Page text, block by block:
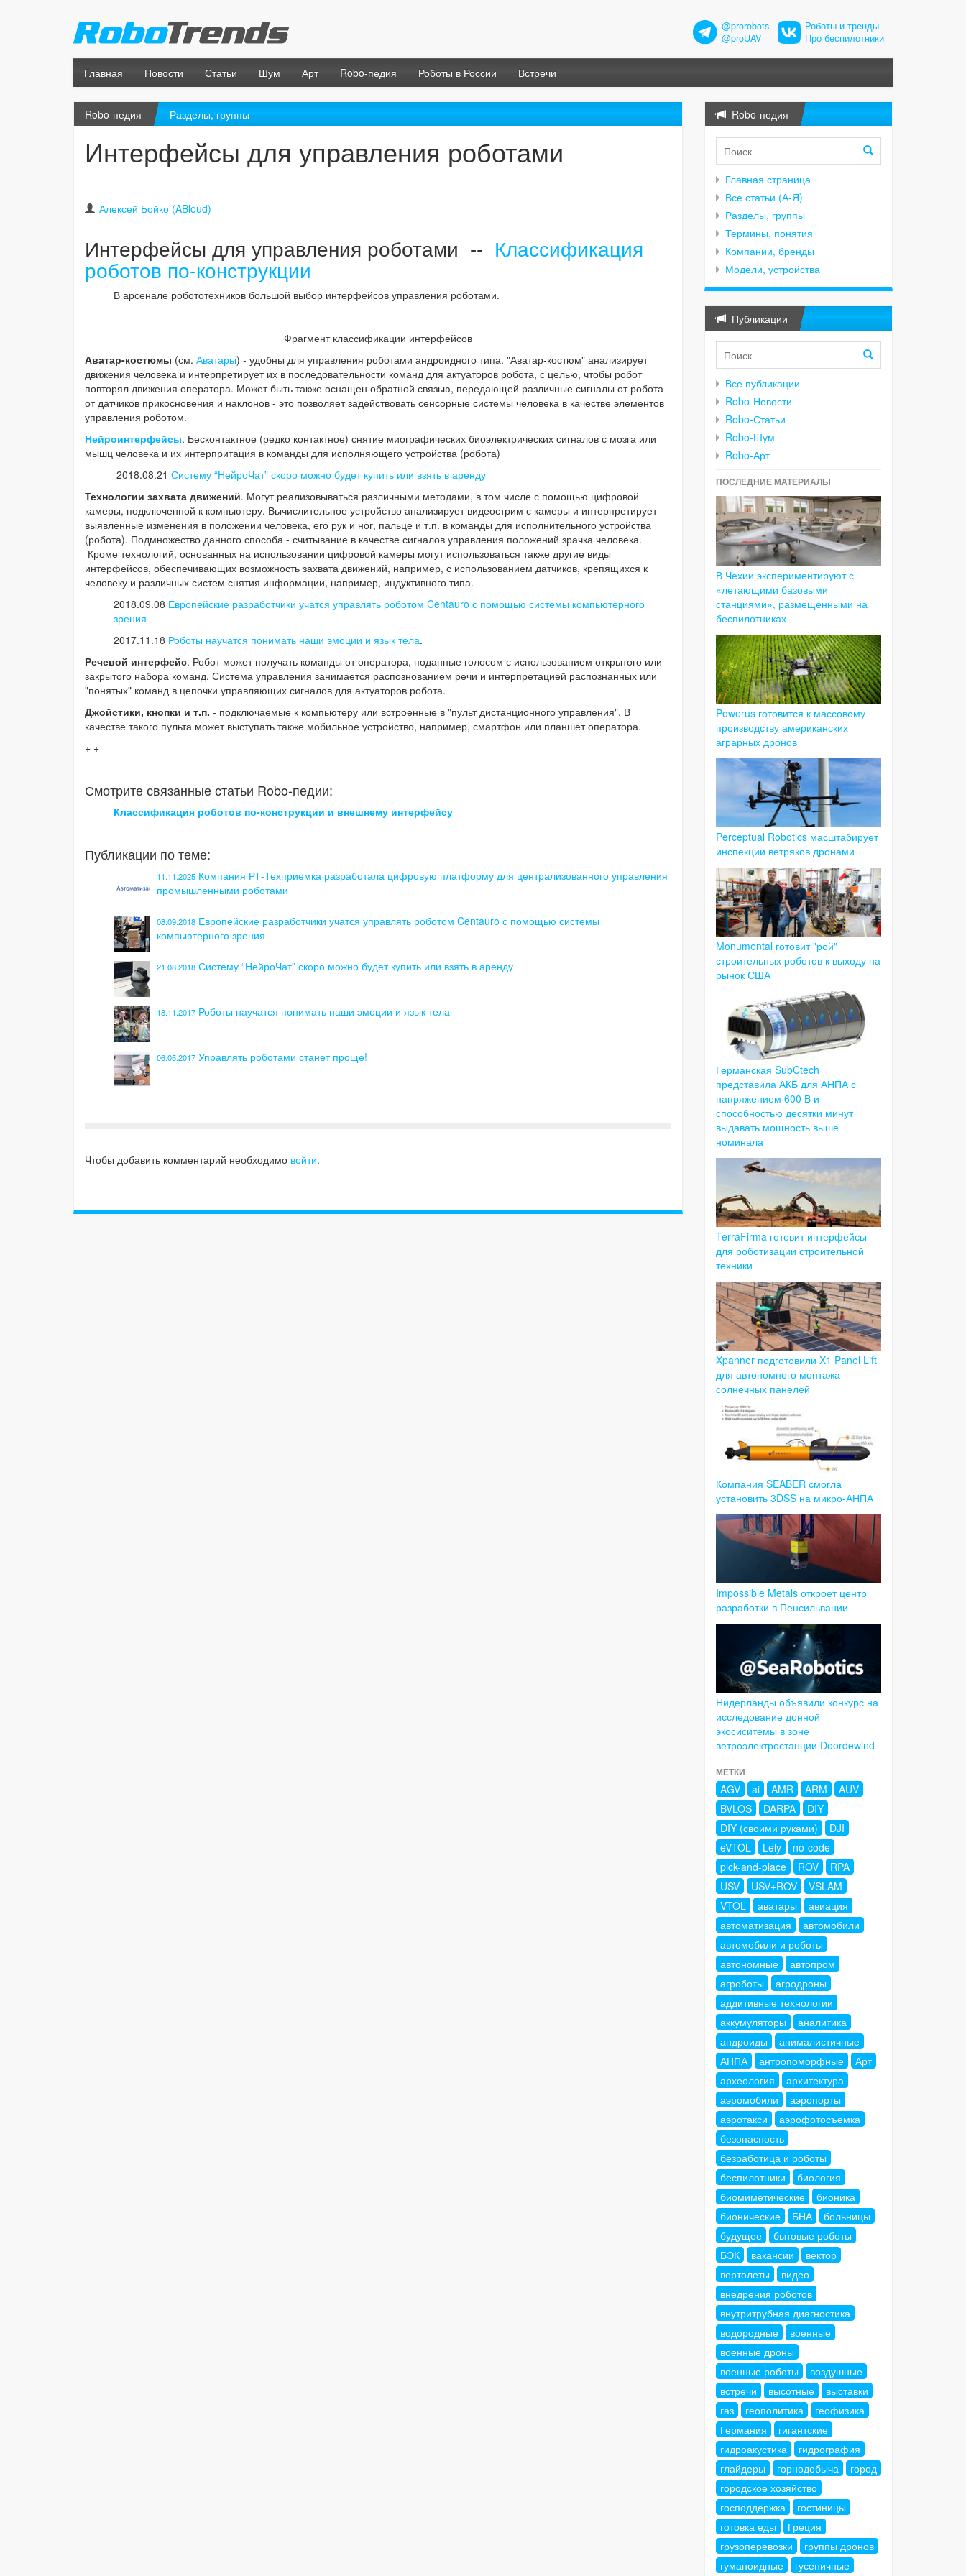
@prorobots
@proUAV
Роботы и тренды
Про беспилотники
Главная Новости Статьи Шум Арт Robo-педия Роботы в России Встречи
Robo-педия Разделы, группы
Интерфейсы для управления роботами
Алексей Бойко (ABloud)
Интерфейсы для управления роботами -- Классификация
роботов по-конструкции
В арсенале робототехников большой выбор интерфейсов управления роботами.
Фрагмент классификации интерфейсов
Аватар-костюмы (см. Аватары) - удобны для управления роботами андроидного типа. "Аватар-костюм" анализирует
движения человека и интерпретирует их в последовательности команд для актуаторов робота, с целью, чтобы робот
повторял движения оператора. Может быть также оснащен обратной связью, передающей различные сигналы от робота -
от датчиков прикосновения и наклонов - это позволяет задействовать сенсорные системы человека в качестве элементов
управления роботом.
Нейроинтерфейсы. Бесконтактное (редко контактное) снятие миографических биоэлектрических сигналов с мозга или
мышц человека и их интерпритация в команды для исполняющего устройства (робота)
2018.08.21 Систему “НейроЧат” скоро можно будет купить или взять в аренду
Технологии захвата движений. Могут реализовываться различными методами, в том числе с помощью цифровой
камеры, подключенной к компьютеру. Вычислительное устройство анализирует видеострим с камеры и интерпретирует
выявленные изменения в положении человека, его рук и ног, пальце и т.п. в команды для исполнительного устройства
(робота). Подмножество данного способа - считывание в качестве сигналов управления положений зрачка человека.
Кроме технологий, основанных на использовании цифровой камеры могут использоваться также другие виды
интерфейсов, обеспечивающих возможность захвата движений, например, с использованием датчиков, крепящихся к
человеку и различных систем снятия информации, например, индуктивного типа.
2018.09.08 Европейские разработчики учатся управлять роботом Centauro с помощью системы компьютерного
зрения
2017.11.18 Роботы научатся понимать наши эмоции и язык тела.
Речевой интерфейс. Робот может получать команды от оператора, поданные голосом с использованием открытого или
закрытого набора команд. Система управления занимается распознованием речи и интерпретацией распознанных или
"понятых" команд в цепочки управляющих сигналов для актуаторов робота.
Джойстики, кнопки и т.п. - подключаемые к компьютеру или встроенные в "пульт дистанционного управления". В
качестве такого пульта может выступать также мобильное устройство, например, смартфон или планшет оператора.
+ +
Смотрите связанные статьи Robo-педии:
Классификация роботов по-конструкции и внешнему интерфейсу
Публикации по теме:
11.11.2025 Компания РТ-Техприемка разработала цифровую платформу для централизованного управления
промышленными роботами
08.09.2018 Европейские разработчики учатся управлять роботом Centauro с помощью системы
компьютерного зрения
21.08.2018 Систему “НейроЧат” скоро можно будет купить или взять в аренду
18.11.2017 Роботы научатся понимать наши эмоции и язык тела
06.05.2017 Управлять роботами станет проще!
Чтобы добавить комментарий необходимо войти.
Robo-педия
Главная страница
Все статьи (А-Я)
Разделы, группы
Термины, понятия
Компании, бренды
Модели, устройства
Публикации
Все публикации
Robo-Новости
Robo-Статьи
Robo-Шум
Robo-Арт
ПОСЛЕДНИЕ МАТЕРИАЛЫ
В Чехии экспериментируют с
«летающими базовыми
станциями», размещенными на
беспилотниках
Powerus готовится к массовому
производству американских
аграрных дронов
Perceptual Robotics масштабирует
инспекции ветряков дронами
Monumental готовит "рой"
строительных роботов к выходу на
рынок США
Германская SubCtech
представила АКБ для АНПА с
напряжением 600 В и
способностью десятки минут
выдавать мощность выше
номинала
TerraFirma готовит интерфейсы
для роботизации строительной
техники
Xpanner подготовили X1 Panel Lift
для автономного монтажа
солнечных панелей
Компания SEABER смогла
установить 3DSS на микро-АНПА
Impossible Metals откроет центр
разработки в Пенсильвании
Нидерланды объявили конкурс на
исследование донной
экосиситемы в зоне
ветроэлектростанции Doordewind
МЕТКИ
AGV ai AMR ARM
AUV
BVLOS
DARPA
DIY
DIY (своими руками)
DJI
eVTOL
Lely
no-code
pick-and-place
ROV
RPA
USV
USV+ROV
VSLAM
VTOL
аватары
авиация
автоматизация
автомобили
автомобили и роботы
автономные
автопром
агроботы
агродроны
аддитивные технологии
аккумуляторы
аналитика
андроиды
анималистичные
АНПА
антропоморфные
Арт
археология
архитектура
аэромобили
аэропорты
аэротакси
аэрофотосъемка
безопасность
безработица и роботы
беспилотники
биология
биомиметические
бионика
бионические
БНА
больницы
будущее
бытовые роботы
БЭК
вакансии
вектор
вертолеты
видео
внедрения роботов
внутритрубная диагностика
водородные
военные
военные дроны
военные роботы
воздушные
встречи
высотные
выставки
газ
геополитика
геофизика
Германия
гигантские
гидроакустика
гидрография
глайдеры
горнодобыча
город
городское хозяйство
господдержка
гостиницы
готовка еды
Греция
грузоперевозки
группы дронов
гуманоидные
гусеничные